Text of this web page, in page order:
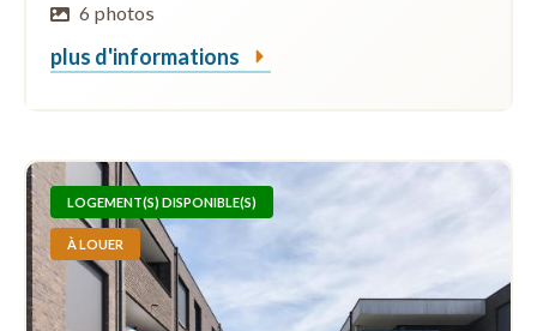
6 photos
plus d'informations
LOGEMENT(S) DISPONIBLE(S)
À LOUER